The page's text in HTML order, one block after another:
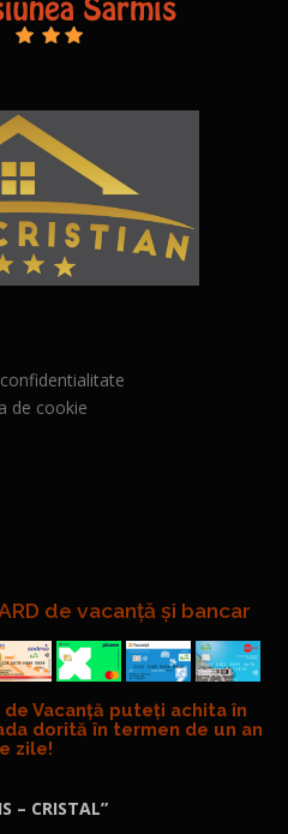
de cookie
de vacanță și bancar
Vacanță puteți achita în
dorită în termen de un an
zile!
– CRISTAL”